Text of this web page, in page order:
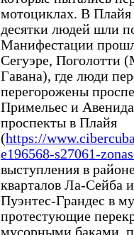
мотоциклах. В Плайя
десятки людей шли
Манифестации
Сегуэре, Поголотти
Гавана), где люди
перегорожены
Примельес и
проспекты в Плайя
(https://
e196568-s27061-
выступления в
кварталов Ла-Сейба
Пуэнтес-Грандес в
протестующие
мусорными баками,